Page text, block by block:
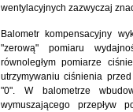
wentylacyjnych zazwyczaj
Balometr kompensacyjny
"zerową" pomiaru
równoległym pomiarze
utrzymywaniu ciśnienia
"0". W balometrze
wymuszającego przepływ